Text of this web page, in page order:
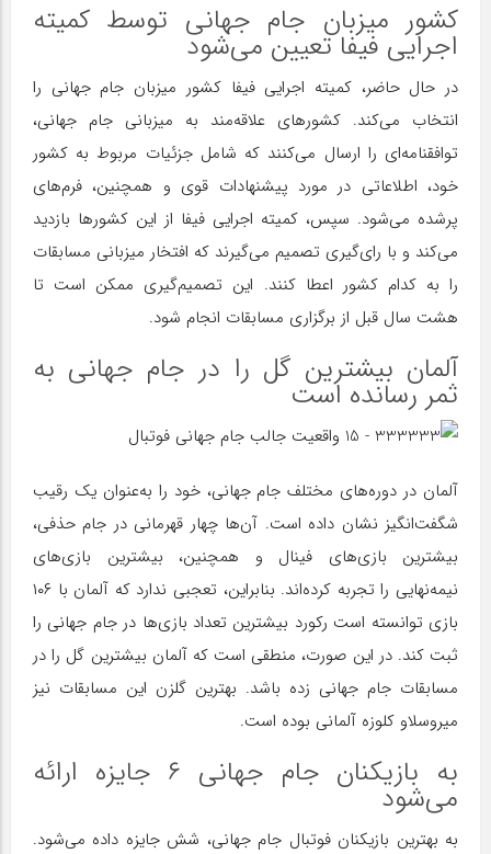
کشور میزبان جام جهانی توسط کمیته
اجرایی فیفا تعیین می‌شود
در حال حاضر، کمیته اجرایی فیفا کشور میزبان جام جهانی را
انتخاب می‌کند. کشورهای علاقه‌مند به میزبانی جام جهانی،
توافقنامه‌ای را ارسال می‌کنند که شامل جزئیات مربوط به کشور
خود، اطلاعاتی در مورد پیشنهادات قوی و همچنین، فرم‌های
پرشده می‌شود. سپس، کمیته اجرایی فیفا از این کشورها بازدید
می‌کند و با رای‌گیری تصمیم می‌گیرند که افتخار میزبانی مسابقات
را به کدام کشور اعطا کنند. این تصمیم‌گیری ممکن است تا
هشت سال قبل از برگزاری مسابقات انجام شود.
آلمان بیشترین گل را در جام جهانی به
ثمر رسانده است
آلمان در دوره‌های مختلف جام جهانی، خود را به‌عنوان یک رقیب
شگفت‌انگیز نشان داده است. آن‌ها چهار قهرمانی در جام حذفی،
بیشترین بازی‌های فینال و همچنین، بیشترین بازی‌های
نیمه‌نهایی را تجربه کرده‌اند. بنابراین، تعجبی ندارد که آلمان با ۱۰۶
بازی توانسته است رکورد بیشترین تعداد بازی‌ها در جام جهانی را
ثبت کند. در این صورت، منطقی است که آلمان بیشترین گل را در
مسابقات جام جهانی زده باشد. بهترین گلزن این مسابقات نیز
میروسلاو کلوزه آلمانی بوده است.
به بازیکنان جام جهانی ۶ جایزه ارائه
می‌شود
به بهترین بازیکنان فوتبال جام جهانی، شش جایزه داده می‌شود.